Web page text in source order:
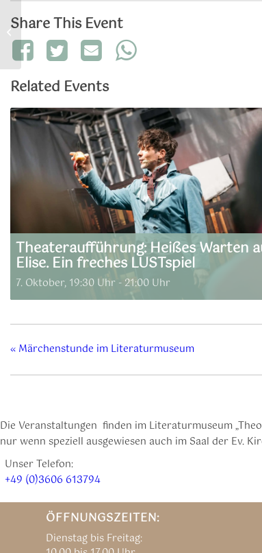
Share This Event
Related Events
Theateraufführung: Heißes Warten
Elise. Ein freches LUSTspiel
7. Oktober, 19:30 Uhr - 21:00 Uhr
« Märchenstunde im Literaturmuseum
Die Veranstaltungen finden im Literaturmuseum
nur wenn speziell ausgewiesen auch im Saal der Ev.
Unser Telefon:
+49 (0)3606 613794
ÖFFNUNGSZEITEN:
Dienstag bis Freitag:
Märchenstunde im
Literaturmuseum